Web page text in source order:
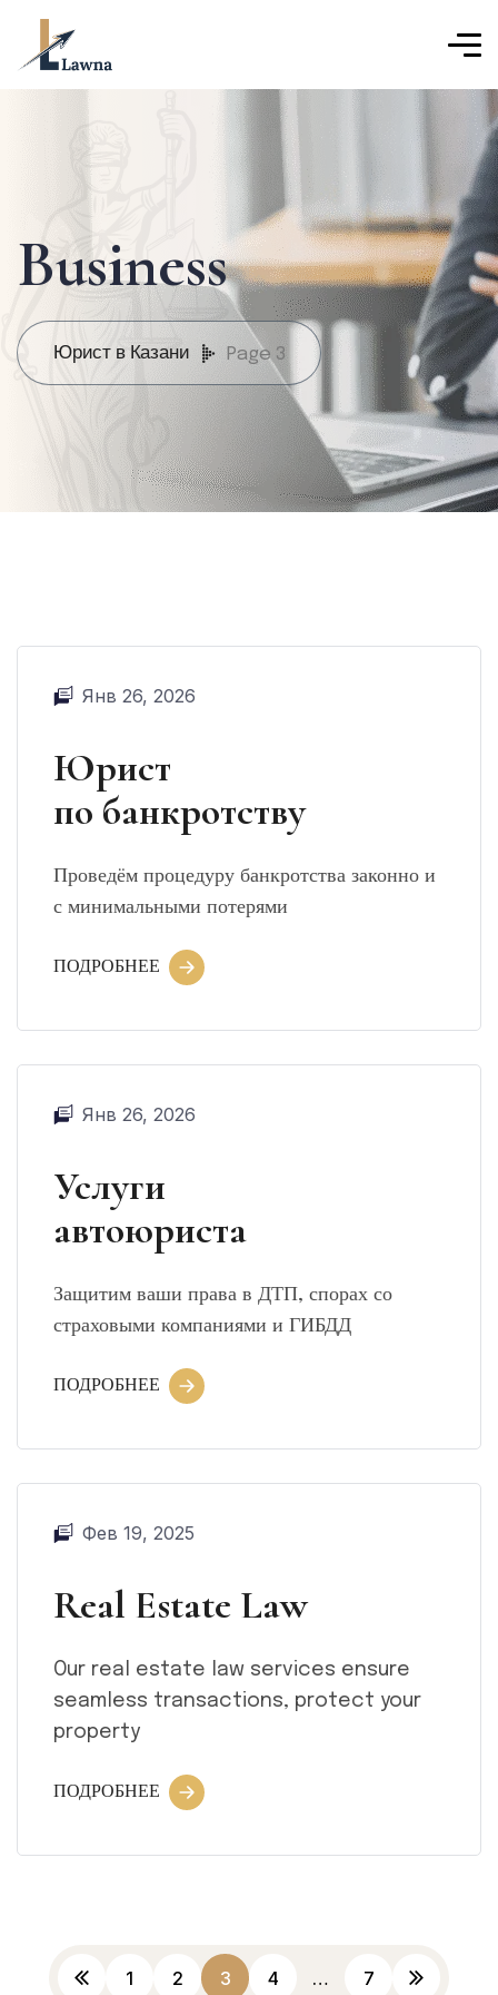
Business
Юрист в Казани Page 3
Янв 26, 2026
Юрист
по банкротству
Проведём процедуру банкротства законно и
с минимальными потерями
ПОДРОБНЕЕ
Янв 26, 2026
Услуги
автоюриста
Защитим ваши права в ДТП, спорах со
страховыми компаниями и ГИБДД
ПОДРОБНЕЕ
Фев 19, 2025
Real Estate Law
Our real estate law services ensure
seamless transactions, protect your
property
ПОДРОБНЕЕ
1 2 3 4 … 7